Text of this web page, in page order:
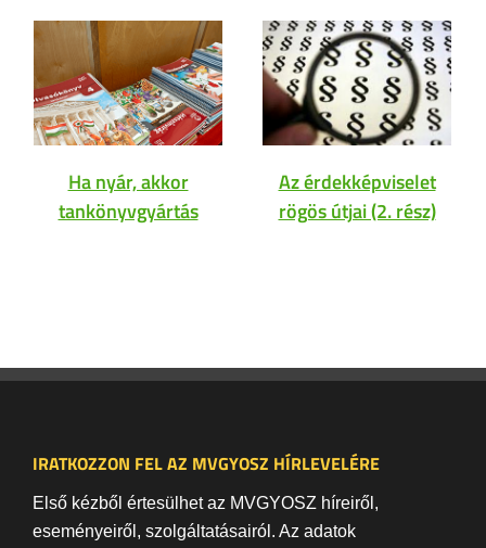
Ha nyár, akkor
tankönyvgyártás
Az érdekképviselet
rögös útjai (2. rész)
IRATKOZZON FEL AZ MVGYOSZ HÍRLEVELÉRE
Első kézből értesülhet az MVGYOSZ híreiről,
eseményeiről, szolgáltatásairól. Az adatok